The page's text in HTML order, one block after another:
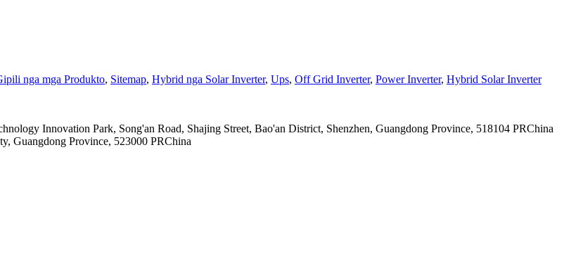
nga mga Produkto, Sitemap, Hybrid nga Solar Inverter, Ups, Off Grid Inverter, Power Inverter, Hybrid Solar Inverter
Innovation Park, Song'an Road, Shajing Street, Bao'an District, Shenzhen, Guangdong Province, 518104 PRChina
Guangdong Province, 523000 PRChina